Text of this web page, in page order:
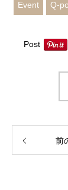
Event Q-
Post
前